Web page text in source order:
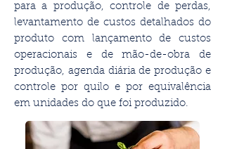
para a produção, controle de perdas,
levantamento de custos detalhados do
produto com lançamento de custos
operacionais e de mão-de-obra de
produção, agenda diária de produção e
controle por quilo e por equivalência
em unidades do que foi produzido.